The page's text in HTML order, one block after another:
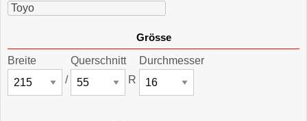
Toyo
Grösse
Breite
/
Querschnitt
R
Durchmesser